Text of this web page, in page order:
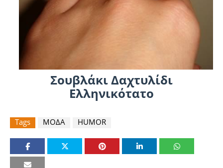
Σουβλάκι Δαχτυλίδι
Ελληνικότατο
Tags ΜΟΔΑ HUMOR